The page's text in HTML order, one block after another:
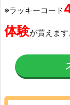
※ラッキーコード
体験が貰えます